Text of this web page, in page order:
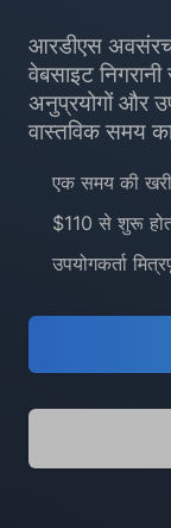
आरडीएस
वेबसाइट
अनुप्रयोगों और
वास्तविक समय
एक समय की
$110 से शुरू
उपयोगकर्ता